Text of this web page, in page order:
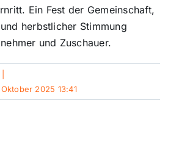
Ein Fest der Gemeinschaft,
herbstlicher Stimmung
und Zuschauer.
2025 13:41